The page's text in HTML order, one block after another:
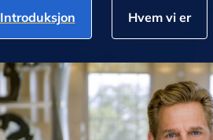
Introduksjon Hvem vi er